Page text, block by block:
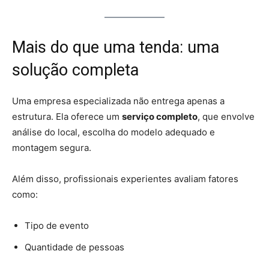
Mais do que uma tenda: uma
solução completa
Uma empresa especializada não entrega apenas a
estrutura. Ela oferece um serviço completo, que envolve
análise do local, escolha do modelo adequado e
montagem segura.
Além disso, profissionais experientes avaliam fatores
como:
Tipo de evento
Quantidade de pessoas